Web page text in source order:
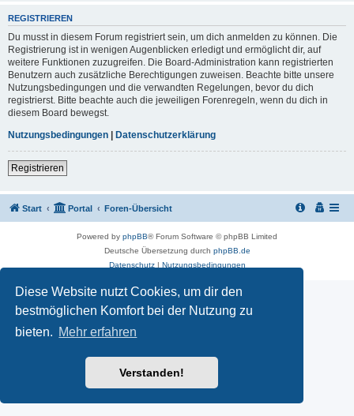
Diese Website nutzt Cookies, um dir den
bestmöglichen Komfort bei der Nutzung zu
bieten. Mehr erfahren
Verstanden!
REGISTRIEREN
Du musst in diesem Forum registriert sein, um dich anmelden zu können. Die
Registrierung ist in wenigen Augenblicken erledigt und ermöglicht dir, auf
weitere Funktionen zuzugreifen. Die Board-Administration kann registrierten
Benutzern auch zusätzliche Berechtigungen zuweisen. Beachte bitte unsere
Nutzungsbedingungen und die verwandten Regelungen, bevor du dich
registrierst. Bitte beachte auch die jeweiligen Forenregeln, wenn du dich in
diesem Board bewegst.
Nutzungsbedingungen | Datenschutzerklärung
Registrieren
Start Portal Foren-Übersicht
Powered by phpBB® Forum Software © phpBB Limited
Deutsche Übersetzung durch phpBB.de
Datenschutz| Nutzungsbedingungen